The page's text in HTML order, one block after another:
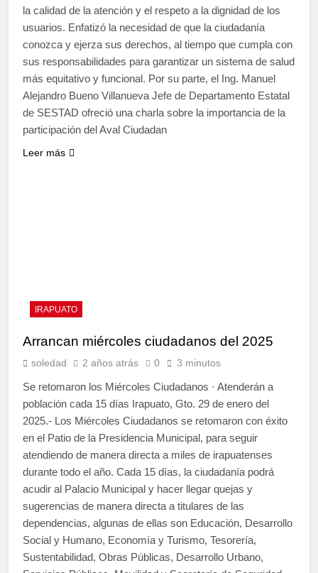
la calidad de la atención y el respeto a la dignidad de los
usuarios. Enfatizó la necesidad de que la ciudadanía
conozca y ejerza sus derechos, al tiempo que cumpla con
sus responsabilidades para garantizar un sistema de salud
más equitativo y funcional. Por su parte, el Ing. Manuel
Alejandro Bueno Villanueva Jefe de Departamento Estatal
de SESTAD ofreció una charla sobre la importancia de la
participación del Aval Ciudadan
Leer más
IRAPUATO
Arrancan miércoles ciudadanos del 2025
soledad 2 años atrás 0 3 minutos
Se retomaron los Miércoles Ciudadanos · Atenderán a
población cada 15 días Irapuato, Gto. 29 de enero del
2025.- Los Miércoles Ciudadanos se retomaron con éxito
en el Patio de la Presidencia Municipal, para seguir
atendiendo de manera directa a miles de irapuatenses
durante todo el año. Cada 15 días, la ciudadanía podrá
acudir al Palacio Municipal y hacer llegar quejas y
sugerencias de manera directa a titulares de las
dependencias, algunas de ellas son Educación, Desarrollo
Social y Humano, Economía y Turismo, Tesorería,
Sustentabilidad, Obras Públicas, Desarrollo Urbano,